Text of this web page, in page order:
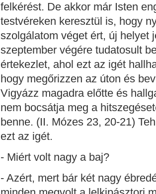
felkérést. De akkor már Isten
testvéreken keresztül is, hogy
szolgálatom véget ért, új helyet
szeptember végére tudatosult
értekezlet, ahol ezt az igét
hogy megőrizzen az úton és
Vigyázz magadra előtte és
nem bocsátja meg a
benne. (II. Mózes 23, 20-21)
ezt az igét.
- Miért volt nagy a baj?
- Azért, mert bár két nagy